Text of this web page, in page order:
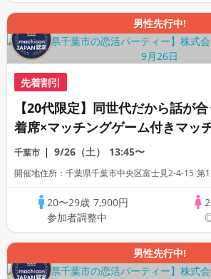
男性先行中!
先着割引
【20代限定】同世代だから話が
着席×マッチングゲーム付きマッ
ン
千葉市 9/26（土） 13:45〜
開催地住所：千葉県千葉市中央区富士見2-4-15 第
20〜29歳 7,900円
参加者調整中
男性先行中!